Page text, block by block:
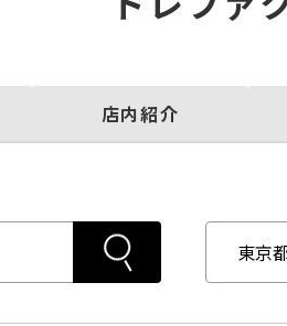
店内紹介